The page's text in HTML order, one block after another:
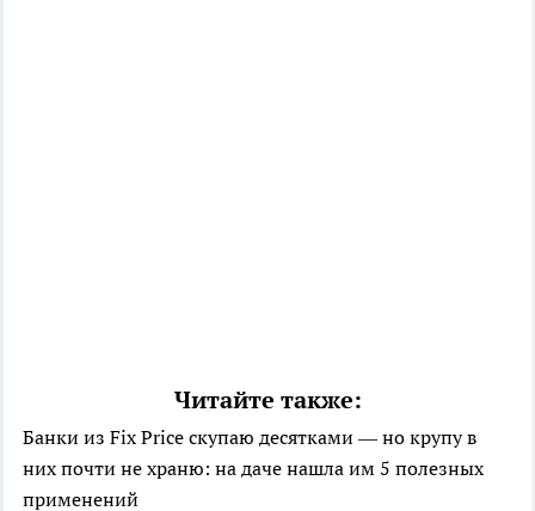
Читайте также:
Банки из Fix Price скупаю десятками — но крупу в
них почти не храню: на даче нашла им 5 полезных
применений